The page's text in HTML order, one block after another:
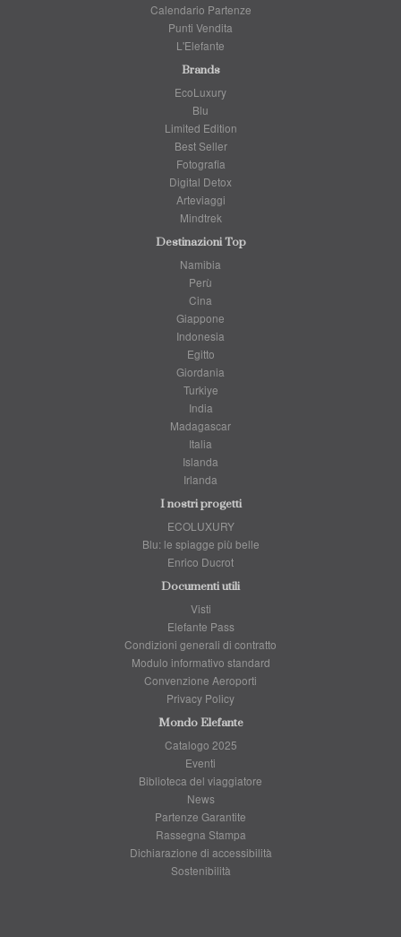
Calendario Partenze
Punti Vendita
L'Elefante
Brands
EcoLuxury
Blu
Limited Edition
Best Seller
Fotografia
Digital Detox
Arteviaggi
Mindtrek
Destinazioni Top
Namibia
Perù
Cina
Giappone
Indonesia
Egitto
Giordania
Turkiye
India
Madagascar
Italia
Islanda
Irlanda
I nostri progetti
ECOLUXURY
Blu: le spiagge più belle
Enrico Ducrot
Documenti utili
Visti
Elefante Pass
Condizioni generali di contratto
Modulo informativo standard
Convenzione Aeroporti
Privacy Policy
Mondo Elefante
Catalogo 2025
Eventi
Biblioteca del viaggiatore
News
Partenze Garantite
Rassegna Stampa
Dichiarazione di accessibilità
Sostenibilità